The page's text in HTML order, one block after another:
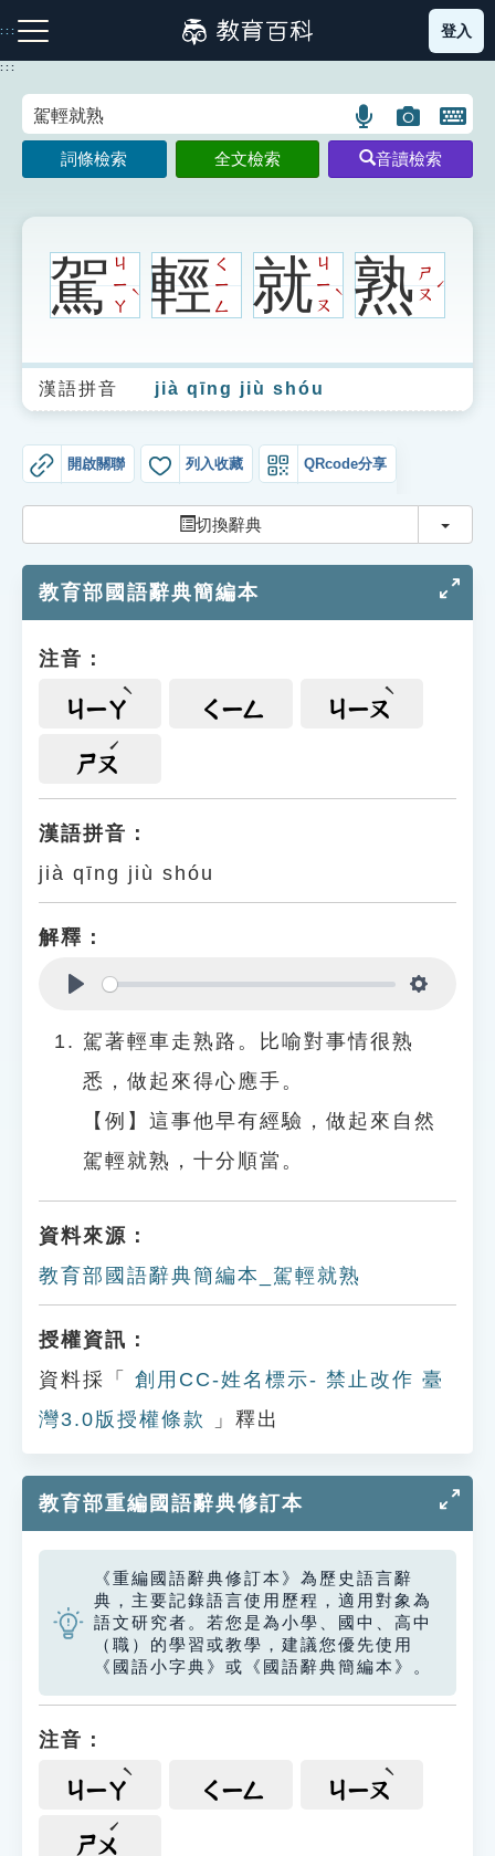
到
主
:::
注音索引圖示 筆畫索引圖示 部首索引表圖示
生字詞彙表
成語故事
索引選單
單字索引
遊戲專區
教學應用
貓頭鷹博士
登入
:::
語
言
搜
示
圖
片
搜
示
開
鍵
圖
詞條檢索 全文檢索 音讀檢索
駕ㄐ
ㄧ
ㄚ
ˋ 輕ㄑ
ㄧ
ㄥ
就ㄐ
ㄧ
ㄡ
ˋ 熟ㄕ
ㄡ
ˊ
漢語拼音 jià qīng jiù shóu
開啟關聯 列入收藏 QRcode分享
切換辭典 切換
教育部國語辭典簡編本
注音：
ㄐㄧㄚ ㄑㄧㄥ ㄐㄧㄡ
ㄕㄡ
漢語拼音：
jià qīng jiù shóu
解釋：
駕著輕車走熟路。比喻對事情很熟
悉，做起來得心應手。
【例】這事他早有經驗，做起來自然
駕輕就熟，十分順當。
資料來源：
教育部國語辭典簡編本_駕輕就熟
授權資訊：
資料採「
創用CC-姓名標示- 禁止改作 臺
灣3.0版授權條款
」釋出
教育部重編國語辭典修訂本
《重編國語辭典修訂本》為歷史語言辭
典，主要記錄語言使用歷程，適用對象為
語文研究者。若您是為小學、國中、高中
（職）的學習或教學，建議您優先使用
《國語小字典》或《國語辭典簡編本》。
注音：
ㄐㄧㄚ ㄑㄧㄥ ㄐㄧㄡ
ㄕㄨ